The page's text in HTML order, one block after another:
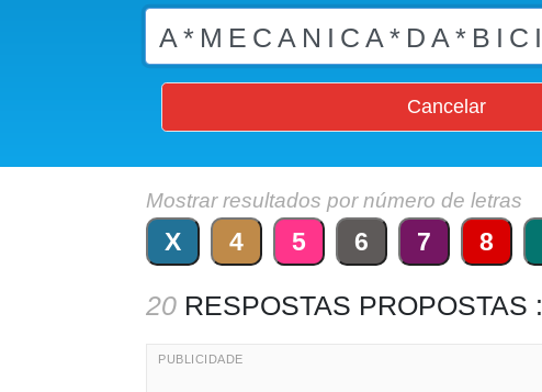
Cancelar
Mostrar resultados por número de letras
X 4 5 6 7 8
20 RESPOSTAS PROPOSTAS :